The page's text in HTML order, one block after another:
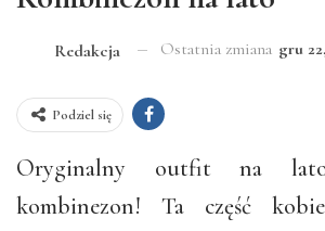
Redakcja Ostatnia zmiana gru
Podziel się
Oryginalny outfit na
kombinezon! Ta część